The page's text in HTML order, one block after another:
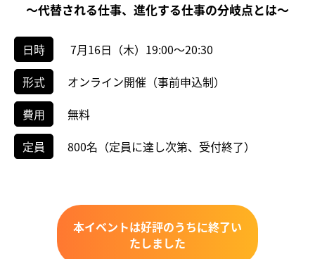
～代替される仕事、進化する仕事の分岐点とは～
日時
7月16日（木）19:00～20:30
形式
オンライン開催（事前申込制）
費用
無料
定員
800名（定員に達し次第、受付終了）
本イベントは好評のうちに終了い
たしました